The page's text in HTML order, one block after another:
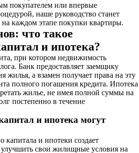
покупателем или впервые
наше руководство станет
каждом этапе покупки квартиры.
что такое
и ипотека?
при котором недвижимость
Банк предоставляет заемщику
жилья, а взамен получает права на эту
полного погашения кредита. Ипотека
жилье, не имея полной суммы на
постепенно в течение
и ипотека могут
капитала и ипотеки создает
улучшить свои жилищные условия на